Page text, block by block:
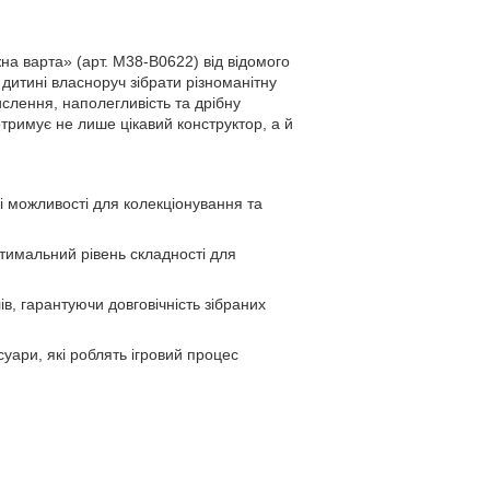
варта» (арт. M38-B0622) від відомого
власноруч зібрати різноманітну
наполегливість та дрібну
не лише цікавий конструктор, а й
для колекціонування та
рівень складності для
гарантуючи довговічність зібраних
які роблять ігровий процес